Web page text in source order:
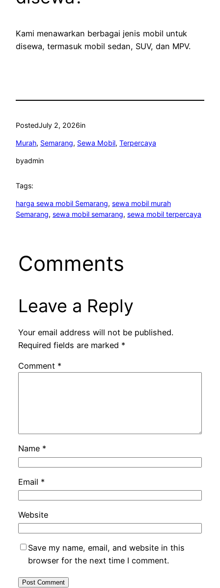
Kami menawarkan berbagai jenis mobil untuk
disewa, termasuk mobil sedan, SUV, dan MPV.
PostedJuly 2, 2026in
Murah, Semarang, Sewa Mobil, Terpercaya
byadmin
Tags:
harga sewa mobil Semarang, sewa mobil murah
Semarang, sewa mobil semarang, sewa mobil terpercaya
Comments
Leave a Reply
Your email address will not be published.
Required fields are marked *
Comment *
Name *
Email *
Website
Save my name, email, and website in this
browser for the next time I comment.